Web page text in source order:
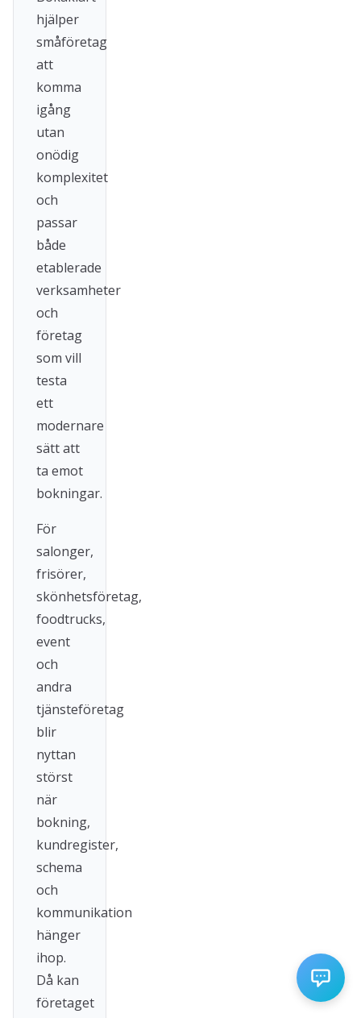
hjälper
småföretag
att
komma
igång
utan
onödig
komplexitet
och
passar
både
etablerade
verksamheter
och
företag
som vill
testa
ett
modernare
sätt att
ta emot
bokningar.
För
salonger,
frisörer,
skönhetsföretag,
foodtrucks,
event
och
andra
tjänsteföretag
blir
nyttan
störst
när
bokning,
kundregister,
schema
och
kommunikation
hänger
ihop.
Då kan
företaget